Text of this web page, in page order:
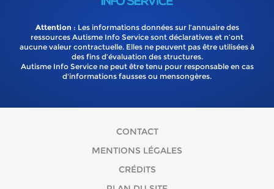
Attention : Les informations données sur l’annuaire des
ressources Autisme Info Service sont déclaratives et n’ont
aucune valeur contractuelle. Elles ne peuvent pas être utilisées à
des fins d’évaluation des structures.
Autisme Info Service ne peut être tenu pour responsable en cas
d'informations fausses ou mensongères.
CONTACT
MENTIONS LÉGALES
CRÉDITS